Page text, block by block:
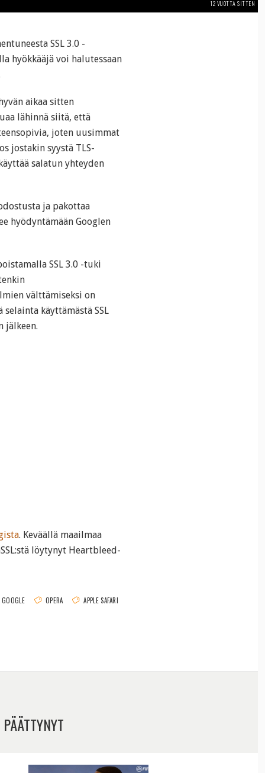
12 VUOTTA SITTEN
SSL 3.0 -
hyökkääjä voi halutessaan
aikaa sitten
lähinnä siitä, että
joten uusimmat
jostakin syystä TLS-
salatun yhteyden
ja pakottaa
hyödyntämään Googlen
SSL 3.0 -tuki
välttämiseksi on
selainta käyttämästä SSL
jälkeen.
. Keväällä maailmaa
löytynyt Heartbleed-
GOOGLE OPERA APPLE SAFARI